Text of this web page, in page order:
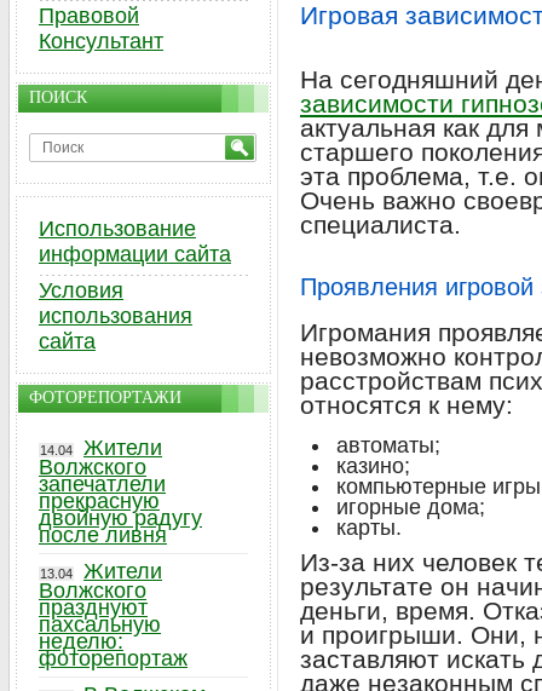
Игровая
На сегодняшний
зависимости
актуальная как
старшего
эта проблема, т.е.
Очень важно
специалиста.
Проявления игровой
Игромания
невозможно
расстройствам
относятся к нему:
автоматы;
казино;
компьютерные
игорные дома;
карты.
Из-за них человек
результате он
деньги, время.
и проигрыши. Они,
заставляют искать
даже незаконным
Правовой
Консультант
ПОИСК
Использование
информации сайта
Условия
использования
сайта
ФОТОРЕПОРТАЖИ
14.04
Жители
Волжского
запечатлели
прекрасную
двойную радугу
после ливня
13.04
Жители
Волжского
празднуют
пахсальную
неделю:
фоторепортаж